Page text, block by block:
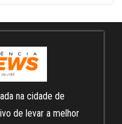
na cidade de
de levar a melhor